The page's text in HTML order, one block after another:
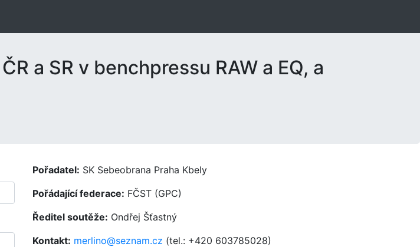
a SR v benchpressu RAW a EQ, a
Pořadatel: SK Sebeobrana Praha Kbely
Pořádající federace: FČST (GPC)
Ředitel soutěže: Ondřej Šťastný
Kontakt: merlino@seznam.cz (tel.: +420 603785028)